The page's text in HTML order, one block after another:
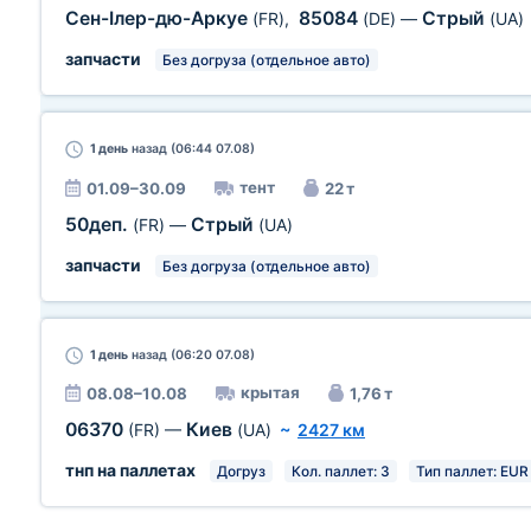
Сен-Ілер-дю-Аркуе (FR), 85084 (DE) — Стрый (UA)
запчасти
Без догруза (отдельное авто)
1 день назад (06:44 07.08)
01.09–30.09 тент 22 т
50деп. (FR) — Стрый (UA)
запчасти
Без догруза (отдельное авто)
1 день назад (06:20 07.08)
08.08–10.08 крытая 1,76 т
06370 (FR) — Киев (UA) ~ 2427 км
тнп на паллетах
Догруз Кол. паллет: 3 Тип паллет: